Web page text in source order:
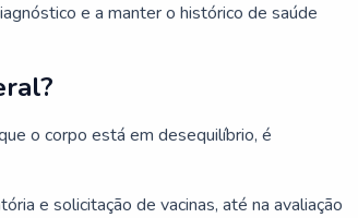
e a manter o histórico de saúde
o corpo está em desequilíbrio, é
e solicitação de vacinas, até na avaliação